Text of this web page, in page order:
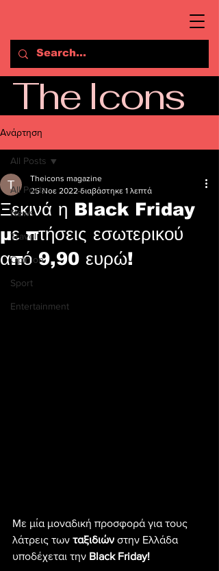
The Icons
Ανάρτηση
All Posts
News
Travel
Opinion
Sport
Entertainment
All Posts
Ξεκινά η Black Friday
με πτήσεις εσωτερικού
από 9,90 ευρώ!
Theicons magazine
25 Νοε 2022 διαβάστηκε 1 λεπτά
Με μία μοναδική προσφορά για τους
λάτρεις των ταξιδιών στην Ελλάδα
υποδέχεται την Black Friday!